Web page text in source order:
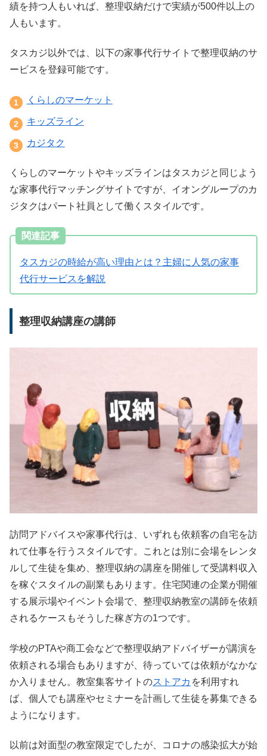
績を持つ人もいれば、整理収納だけで実績が500件以上の
人もいます。
タスカジ以外では、以下の家事代行サイトで整理収納のサ
ービスを登録可能です。
くらしのマーケット
キッズライン
カジタク
くらしのマーケットやキッズラインはタスカジと同じよう
な家事代行マッチングサイトですが、イオングループのカ
ジタクはパート社員として働くスタイルです。
関連記事
タスカジの時給が高い理由とは？主婦に人気の家事
代行サービスを解説
整理収納講座の講師
訪問アドバイスや家事代行は、いずれも依頼客の自宅を訪
れて仕事を行うスタイルです。これとは別に会場をレンタ
ルして生徒を集め、整理収納の講座を開催して受講料収入
を稼ぐスタイルの副業もあります。住宅関連の企業が開催
する展示場やイベント会場で、整理収納教室の講師を依頼
されるケースもそうした稼ぎ方の1つです。
学校のPTAや商工会などで整理収納アドバイザーが講演を
依頼される場合もありますが、待っていては依頼がなかな
か入りません。教室集客サイトのストアカ を利用すれ
ば、個人でも講座やセミナーを計画して生徒を募集できる
ようになります。
以前は対面型の教室限定でしたが、コロナの感染拡大が始